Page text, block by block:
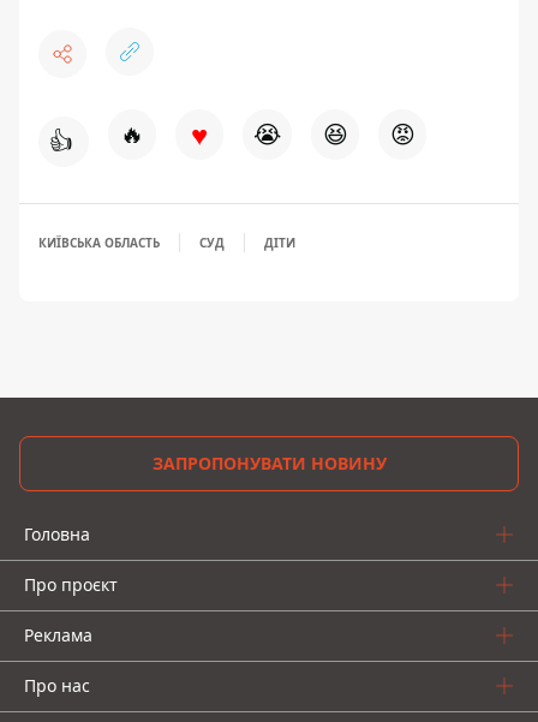
👍 🔥 ♥ 😭 😆 😡
КИЇВСЬКА ОБЛАСТЬ СУД ДІТИ
ЗАПРОПОНУВАТИ НОВИНУ
Головна
Про проєкт
Реклама
Про нас